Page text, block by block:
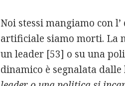
Noi stessi mangiamo con
artificiale siamo morti. La
un leader [53] o su una
dinamico è segnalata dalle